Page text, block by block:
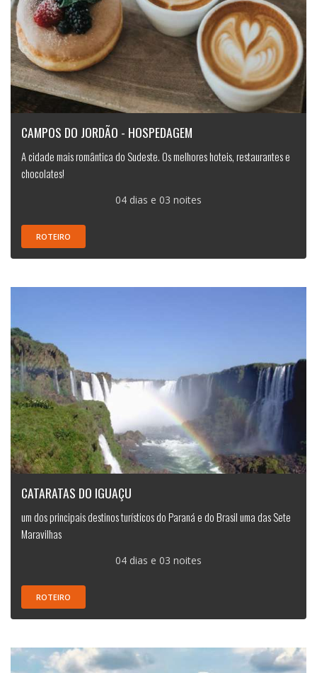
CAMPOS DO JORDÃO - HOSPEDAGEM
A cidade mais romântica do Sudeste. Os melhores hoteis, restaurantes e
chocolates!
04 dias e 03 noites
ROTEIRO
CATARATAS DO IGUAÇU
um dos principais destinos turísticos do Paraná e do Brasil uma das Sete
Maravilhas
04 dias e 03 noites
ROTEIRO